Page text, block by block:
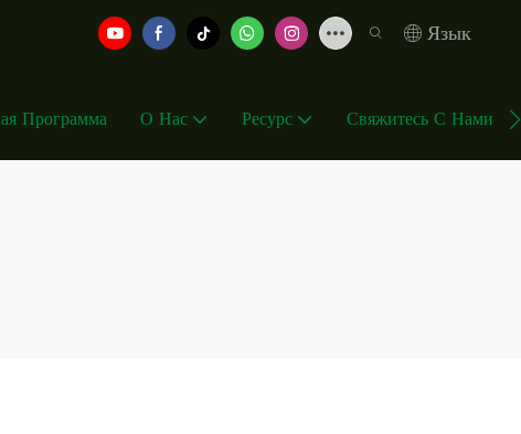
Язык
Программа О Нас Ресурс Свяжитесь С Нами